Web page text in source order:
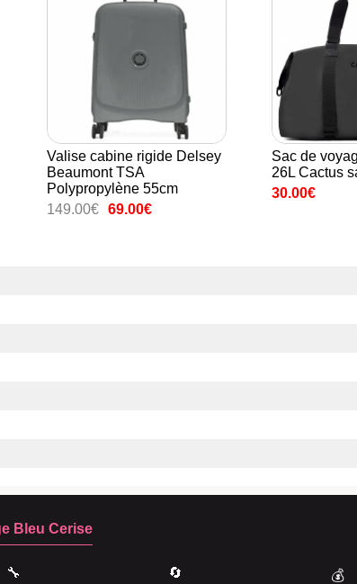
Valise cabine rigide Delsey
Beaumont TSA
Polypropylène 55cm
149.00€ 69.00€
Sac de
26L Cactus
30.00€
Bleu Cerise
🔧
🔄
💰